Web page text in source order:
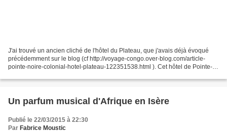
J'ai trouvé un ancien cliché de l'hôtel du Plateau, que j'avais déjà évoqué
précédemment sur le blog (cf http://voyage-congo.over-blog.com/article-
pointe-noire-colonial-hotel-plateau-122351538.html ). Cet hôtel de Pointe-
Un parfum musical d'Afrique en Isère
Publié le 22/03/2015 à 22:30
Par Fabrice Moustic